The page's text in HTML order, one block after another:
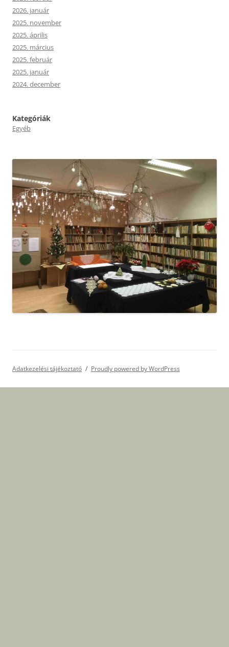
2026. január
2025. november
2025. április
2025. március
2025. február
2025. január
2024. december
Kategóriák
Egyéb
Adatkezelési tájékoztató Proudly powered by WordPress